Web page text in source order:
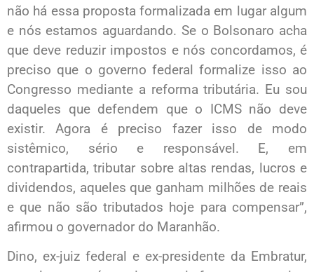
não há essa proposta formalizada em lugar algum
e nós estamos aguardando. Se o Bolsonaro acha
que deve reduzir impostos e nós concordamos, é
preciso que o governo federal formalize isso ao
Congresso mediante a reforma tributária. Eu sou
daqueles que defendem que o ICMS não deve
existir. Agora é preciso fazer isso de modo
sistêmico, sério e responsável. E, em
contrapartida, tributar sobre altas rendas, lucros e
dividendos, aqueles que ganham milhões de reais
e que não são tributados hoje para compensar”,
afirmou o governador do Maranhão.
Dino, ex-juiz federal e ex-presidente da Embratur,